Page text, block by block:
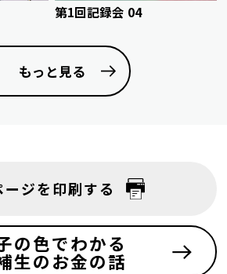
第1回記録会 04
もっと見る
ージを印刷する
の色でわかる
生のお金の話